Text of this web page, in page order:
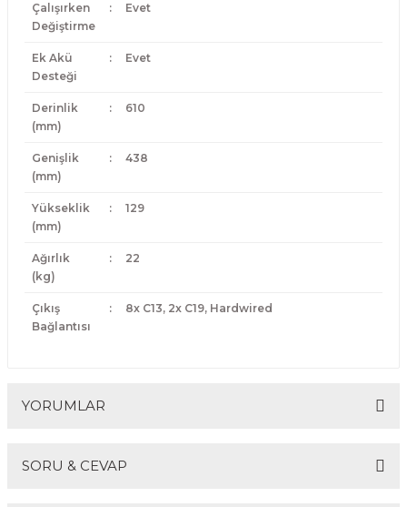
Çalışırken
Değiştirme
: Evet
Ek Akü
Desteği
: Evet
Derinlik
(mm)
: 610
Genişlik
(mm)
: 438
Yükseklik
(mm)
: 129
Ağırlık
(kg)
: 22
Çıkış
Bağlantısı
: 8x C13, 2x C19, Hardwired
YORUMLAR
SORU & CEVAP